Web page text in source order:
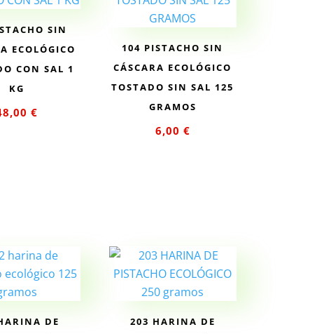
SIN
ECOLÓGICO
CON SAL 1
KG
€
104 PISTACHO SIN
CÁSCARA ECOLÓGICO
TOSTADO SIN SAL 125
GRAMOS
6,00 €
DE
203 HARINA DE